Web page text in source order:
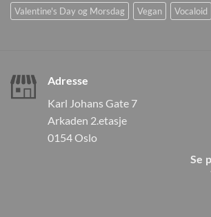
Valentine's Day og Morsdag
Vegan Vocaloid
Adresse
Karl Johans Gate 7
Arkaden 2.etasje
0154 Oslo
Se